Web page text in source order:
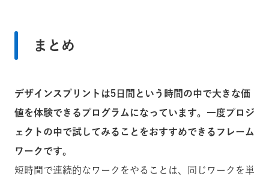
まとめ
デザインスプリントは5日間という時間の中で大きな価
値を体験できるプログラムになっています。一度プロジ
ェクトの中で試してみることをおすすめできるフレーム
ワークです。
短時間で連続的なワークをやることは、同じワークを単